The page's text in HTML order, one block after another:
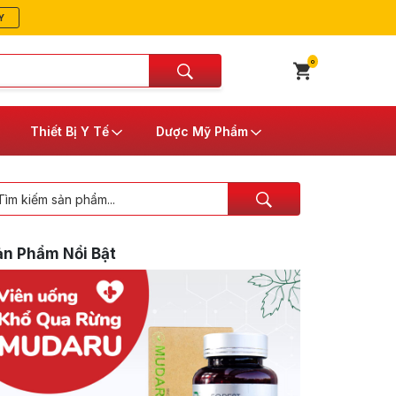
0
Thiết Bị Y Tế Dược Mỹ Phẩm
Phẩm Nổi Bật